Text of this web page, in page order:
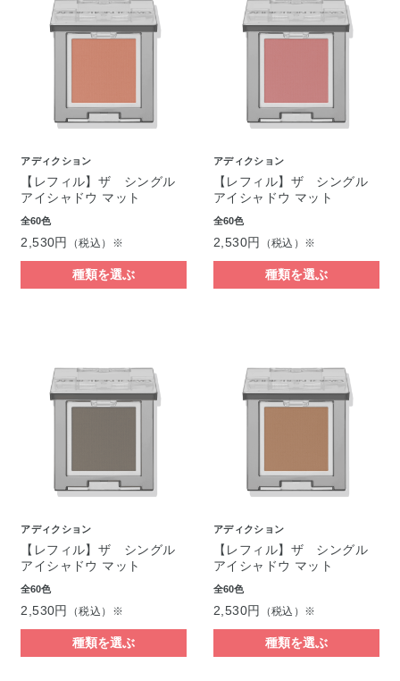
アディクション
【レフィル】ザ シングル
アイシャドウ マット
全60色
2,530円 （税込）※
種類を選ぶ
アディクション
【レフィル】ザ シングル
アイシャドウ マット
全60色
2,530円 （税込）※
種類を選ぶ
アディクション
【レフィル】ザ シングル
アイシャドウ マット
全60色
2,530円 （税込）※
種類を選ぶ
アディクション
【レフィル】ザ シングル
アイシャドウ マット
全60色
2,530円 （税込）※
種類を選ぶ